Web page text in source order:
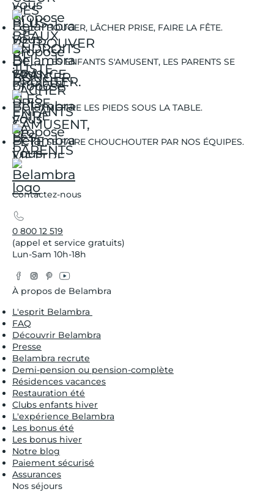
BOUGER, LÂCHER PRISE, FAIRE LA FÊTE.
LES ENFANTS S'AMUSENT, LES PARENTS SE
DÉTENDENT.
METTRE LES PIEDS SOUS LA TABLE.
SE FAIRE CHOUCHOUTER PAR NOS ÉQUIPES.
Contactez-nous
0 800 12 519
(appel et service gratuits)
Lun-Sam 10h-18h
Facebook
Instagram
Pinterest
YouTube
À propos de Belambra
L'esprit Belambra
FAQ
Découvrir Belambra
Presse
Belambra recrute
Demi-pension ou pension-complète
Résidences vacances
Restauration été
Clubs enfants hiver
L'expérience Belambra
Les bonus été
Les bonus hiver
Notre blog
Paiement sécurisé
Assurances
Nos séjours